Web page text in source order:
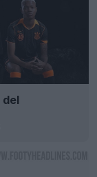
del